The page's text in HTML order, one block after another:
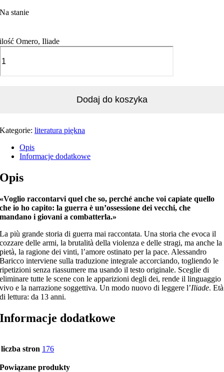
Na stanie
ilość Omero, Iliade
Dodaj do koszyka
Kategorie:literatura piękna
Opis
Informacje dodatkowe
Opis
«Voglio raccontarvi quel che so, perché anche voi capiate quello
che io ho capito: la guerra è un’ossessione dei vecchi, che
mandano i giovani a combatterla.»
La più grande storia di guerra mai raccontata. Una storia che evoca il
cozzare delle armi, la brutalità della violenza e delle stragi, ma anche la
pietà, la ragione dei vinti, l’amore ostinato per la pace. Alessandro
Baricco interviene sulla traduzione integrale accorciando, togliendo le
ripetizioni senza riassumere ma usando il testo originale. Sceglie di
eliminare tutte le scene con le apparizioni degli dei, rende il linguaggio
vivo e la narrazione soggettiva. Un modo nuovo di leggere l’Iliade. Età
di lettura: da 13 anni.
Informacje dodatkowe
liczba stron 176
Powiązane produkty